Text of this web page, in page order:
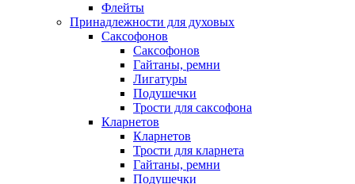
Флейты
Принадлежности для духовых
Саксофонов
Саксофонов
Гайтаны, ремни
Лигатуры
Подушечки
Трости для саксофона
Кларнетов
Кларнетов
Трости для кларнета
Гайтаны, ремни
Подушечки